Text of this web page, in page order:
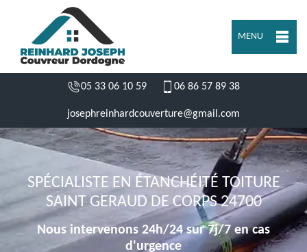
MENU
05 33 06 10 59 06 86 57 89 38
josephreinhardcouverture@gmail.com
SPÉCIALISTE EN ÉTANCHÉITÉ TOITURE
SAINT GERAUD DE CORPS 24700
Nous intervenons 24h/24 sur 7j/7 en cas
d'urgence